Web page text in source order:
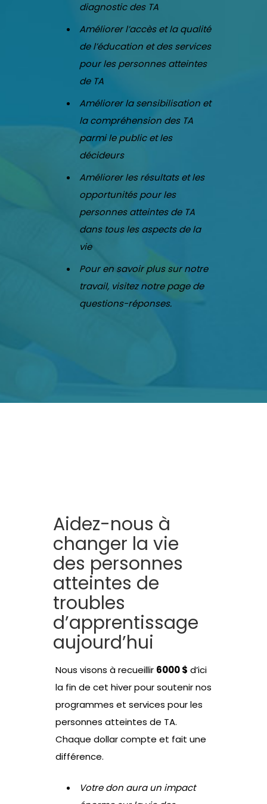
diagnostic des TA
Améliorer l’accès et la qualité
de l’éducation et des services
pour les personnes atteintes
de TA
Améliorer la sensibilisation et
la compréhension des TA
parmi le public et les
décideurs
Améliorer les résultats et les
opportunités pour les
personnes atteintes de TA
dans tous les aspects de la
vie
Pour en savoir plus sur notre
travail, visitez notre page de
questions-réponses.
Aidez-nous à
changer la vie
des personnes
atteintes de
troubles
d’apprentissage
aujourd’hui
Nous visons à recueillir 6000 $ d’ici
la fin de cet hiver pour soutenir nos
programmes et services pour les
personnes atteintes de TA.
Chaque dollar compte et fait une
différence.
Votre don aura un impact